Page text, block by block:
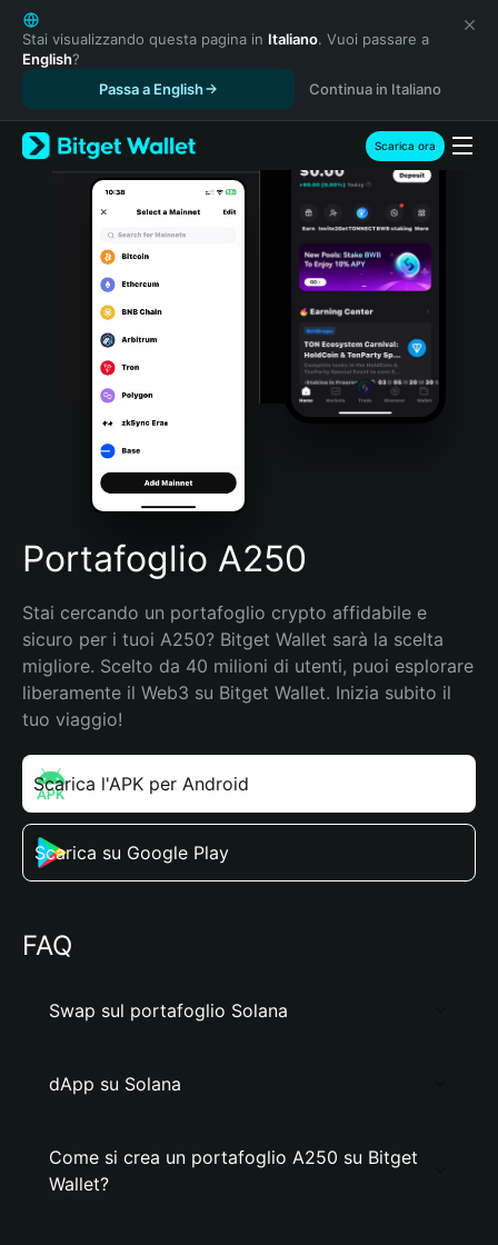
English
日本語
Tiếng Việt
Español (Latinoamérica)
Türkçe
Italiano
Português (Portugal)
Bahasa Indonesia
Português (Brasil)
Español (Argentina)
Stai visualizzando questa pagina in Italiano. Vuoi passare a
English?
Passa a English
Continua in Italiano
Scarica ora
Portafoglio A250
Stai cercando un portafoglio crypto affidabile e
sicuro per i tuoi A250? Bitget Wallet sarà la scelta
migliore. Scelto da 40 milioni di utenti, puoi esplorare
liberamente il Web3 su Bitget Wallet. Inizia subito il
tuo viaggio!
Scarica l'APK per Android
Scarica su Google Play
FAQ
Swap sul portafoglio Solana
dApp su Solana
Come si crea un portafoglio A250 su Bitget
Wallet?